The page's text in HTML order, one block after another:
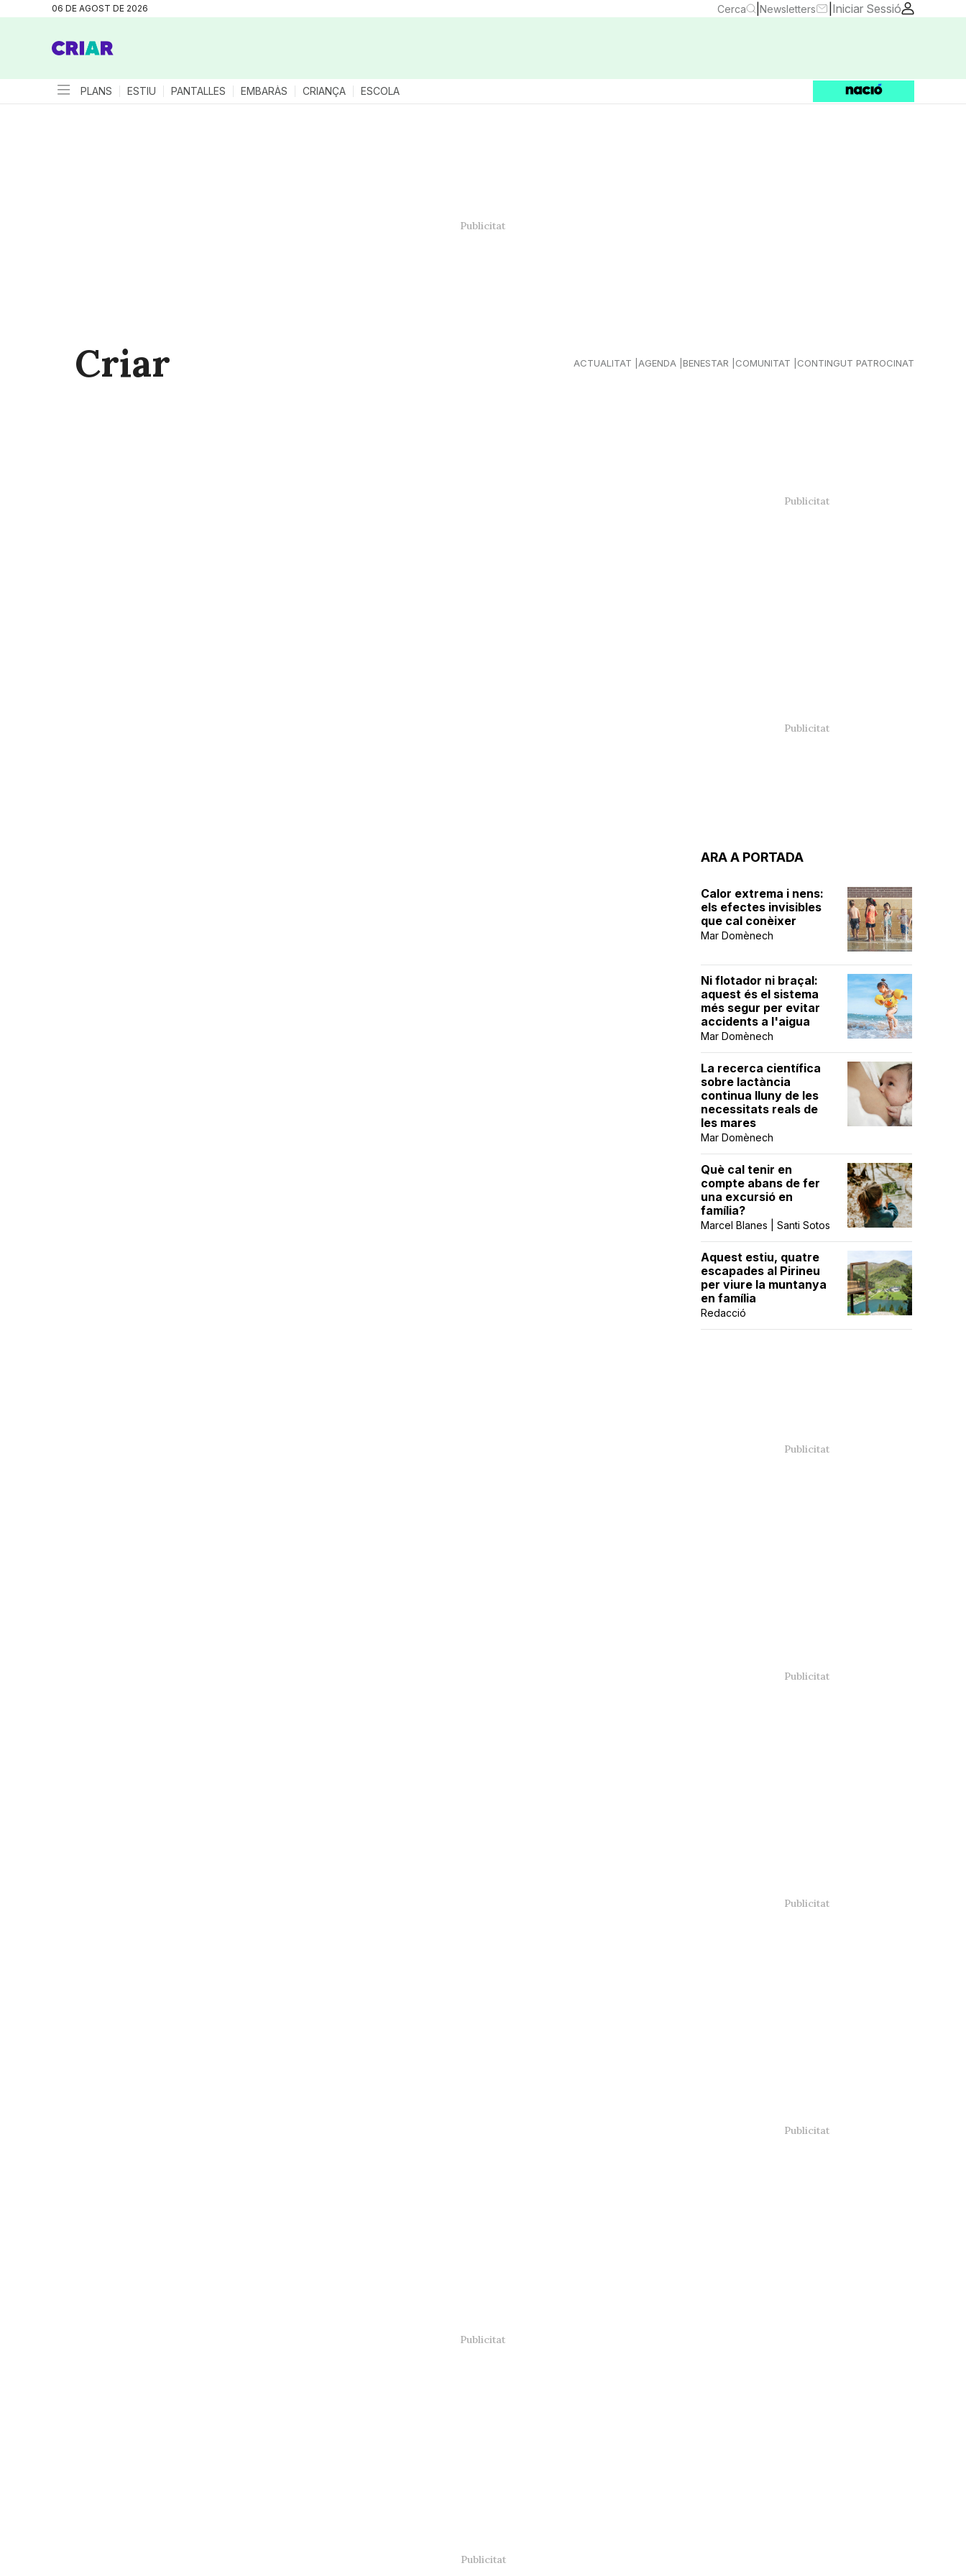
06 DE AGOST DE 2026 Cerca Newsletters Iniciar Sessió
PLANS ESTIU PANTALLES EMBARÀS CRIANÇA ESCOLA
Criar ACTUALITAT AGENDA BENESTAR COMUNITAT CONTINGUT PATROCINAT
ARA A PORTADA
Calor extrema i nens:
els efectes invisibles
que cal conèixer
Mar Domènech
Ni flotador ni braçal:
aquest és el sistema
més segur per evitar
accidents a l'aigua
Mar Domènech
La recerca científica
sobre lactància
continua lluny de les
necessitats reals de
les mares
Mar Domènech
Què cal tenir en
compte abans de fer
una excursió en
família?
Marcel Blanes | Santi Sotos
Aquest estiu, quatre
escapades al Pirineu
per viure la muntanya
en família
Redacció